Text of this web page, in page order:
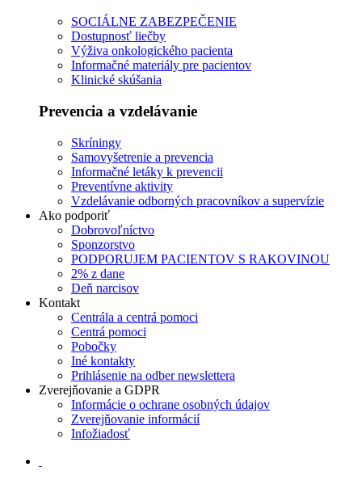
SOCIÁLNE ZABEZPEČENIE
Dostupnosť liečby
Výživa onkologického pacienta
Informačné materiály pre pacientov
Klinické skúšania
Prevencia a vzdelávanie
Skríningy
Samovyšetrenie a prevencia
Informačné letáky k prevencii
Preventívne aktivity
Vzdelávanie odborných pracovníkov a supervízie
Ako podporiť
Dobrovoľníctvo
Sponzorstvo
PODPORUJEM PACIENTOV S RAKOVINOU
2% z dane
Deň narcisov
Kontakt
Centrála a centrá pomoci
Centrá pomoci
Pobočky
Iné kontakty
Prihlásenie na odber newslettera
Zverejňovanie a GDPR
Informácie o ochrane osobných údajov
Zverejňovanie informácií
Infožiadosť